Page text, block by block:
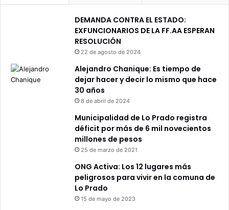
DEMANDA CONTRA EL ESTADO:
EXFUNCIONARIOS DE LA FF.AA ESPERAN
RESOLUCIÓN
22 de agosto de 2024
Alejandro Chanique: Es tiempo de
dejar hacer y decir lo mismo que hace
30 años
8 de abril de 2024
Municipalidad de Lo Prado registra
déficit por más de 6 mil novecientos
millones de pesos
25 de marzo de 2021
ONG Activa: Los 12 lugares más
peligrosos para vivir en la comuna de
Lo Prado
15 de mayo de 2023